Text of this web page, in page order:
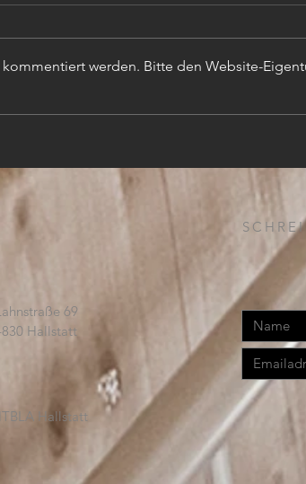
werden. Bitte den Website-
69
Hallstatt
Hallstatt